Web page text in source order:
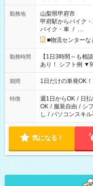
勤務地
山梨県甲府市
甲府駅からバイク
バイク・車 / …
■物流センター
勤務時間
【1日3時間～も相
あり！ シフト例
▼18:00～21:00
期間 1日だけの単発OK
特徴 週1日からOK / 日
OK / 服装自由 / シ
し / パソコンスキ
気になる！